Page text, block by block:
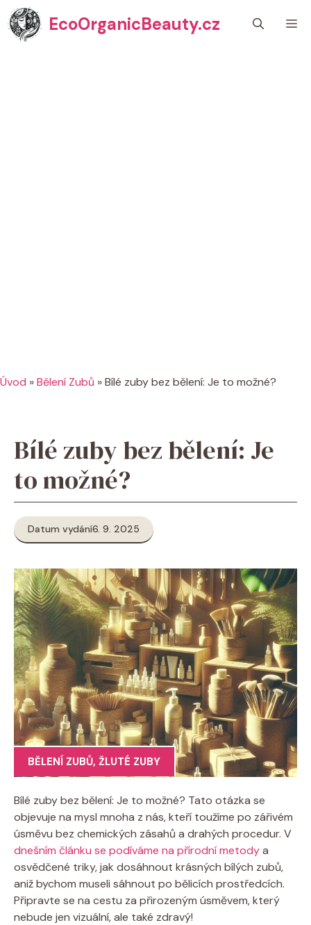
Přeskočit
na
obsah
EcoOrganicBeauty.cz
Úvod »Bělení Zubů »Bílé zuby bez bělení: Je to možné?
Bílé zuby bez bělení: Je
to možné?
Datum vydání6. 9. 2025
BĚLENÍ ZUBŮ, ŽLUTÉ ZUBY
Bílé zuby bez bělení: Je to možné? Tato otázka se
objevuje na mysl mnoha z nás, kteří toužíme po zářivém
úsměvu bez chemických zásahů a drahých procedur. V
dnešním článku se podíváme na přírodní metodya
osvědčené triky, jak dosáhnout krásných bílých zubů,
aniž bychom museli sáhnout po bělicích prostředcích.
Připravte se na cestu za přirozeným úsměvem, který
nebude jen vizuální, ale také zdravý!